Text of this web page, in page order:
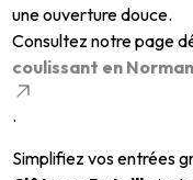
une ouverture douce.
Consultez notre page
coulissant en
.
Simplifiez vos entrées